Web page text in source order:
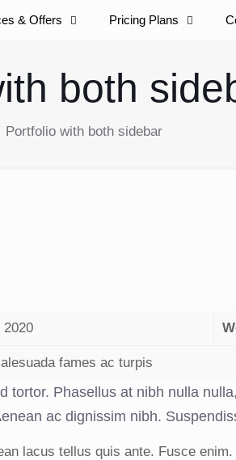
& Offers Pricing Plans
both
Portfolio with both sidebar
2020
fames ac turpis
tortor. Phasellus at nibh nulla
ac dignissim nibh.
lacus tellus quis ante. Fusce